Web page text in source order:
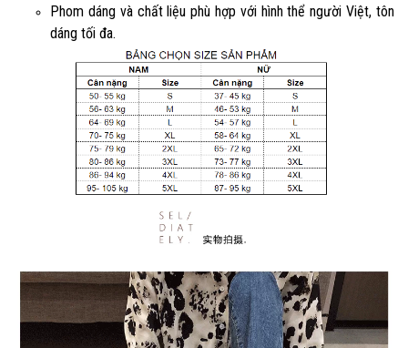
Phom dáng và chất liệu phù hợp với hình thể người Việt, tôn
dáng tối đa.